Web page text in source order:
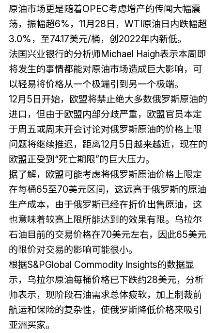
原油市场更是随着OPEC考虑增产的传闻大幅震
荡，振幅超6%，11月28日，WTI原油日内跌幅超
3.0%，至74.17美元/桶，创2022年内新低。
法国兴业银行的分析师Michael Haigh表示本周即
将发生的事情都能对原油市场造成巨大影响，可
以轻易将价格从一个极端引到另一个极端。
12月5日开始，欧盟将禁止绝大多数俄罗斯原油的
进口，但由于欧盟内部分歧严重，欧盟官员本定
于周五或周末开会讨论对俄罗斯原油的价格上限
问题将继续推迟，距离12月5日越来越近，现在的
欧盟正受到“死亡期限”的巨大压力。
据了解，欧盟可能考虑将俄罗斯原油价格上限定
在每桶65至70美元区间，这远高于俄罗斯的原油
生产成本，由于俄罗斯已经在折价出售原油，这
也意味着较高上限所能达到的效果有限。乌拉尔
石油目前的交易价格在70美元左右，因此65美元
的限价对交易的影响可能很小。
根据S&PGlobal Commodity Insights的数据显
示，乌拉尔原油每桶价格已下跌约28美元，分析
师表示，现阶段石油需求总体疲软，加上制裁前
航运和保险的复杂性，使俄罗斯降低价格来吸引
亚洲买家。